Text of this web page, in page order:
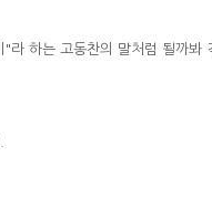
하는 고동찬의 말처럼 될까봐